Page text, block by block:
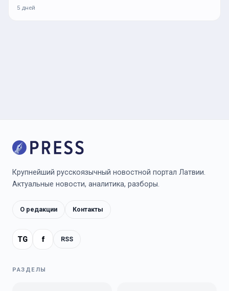
5 дней
Крупнейший русскоязычный новостной портал Латвии.
Актуальные новости, аналитика, разборы.
О редакции Контакты
TG f RSS
РАЗДЕЛЫ